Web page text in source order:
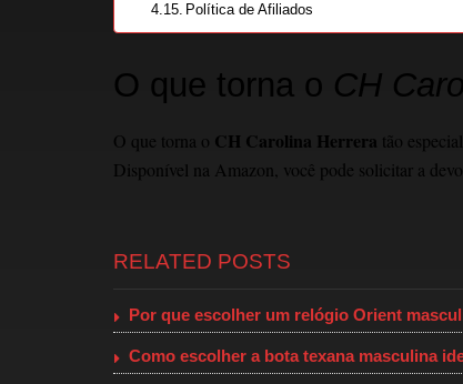
Política de Afiliados
O que torna o CH
O que torna o CH Carolina Herrera tão
Disponível na Amazon, você pode solicitar a
RELATED POSTS
Por que escolher um relógio Orient
Como escolher a bota texana masculina